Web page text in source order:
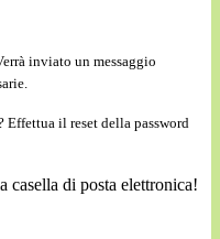
inviato un messaggio
Effettua il reset della password
casella di posta elettronica!